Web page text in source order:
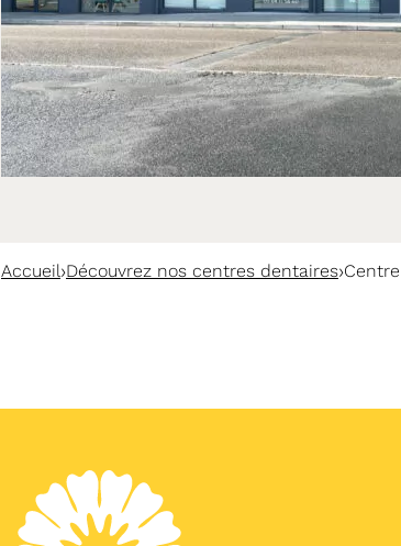
Accueil›Découvrez nos centres dentaires›